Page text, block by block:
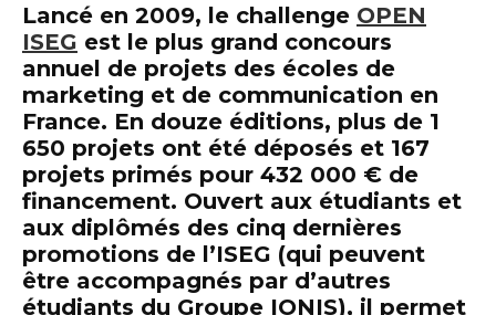
Lancé en 2009, le challenge OPEN
ISEG est le plus grand concours
annuel de projets des écoles de
marketing et de communication en
France. En douze éditions, plus de 1
650 projets ont été déposés et 167
projets primés pour 432 000 € de
financement. Ouvert aux étudiants et
aux diplômés des cinq dernières
promotions de l’ISEG (qui peuvent
être accompagnés par d’autres
étudiants du Groupe IONIS), il permet